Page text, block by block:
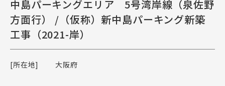
中島パーキングエリア 5号湾岸線（泉佐野
方面行） /（仮称）新中島パーキング新築
工事（2021-岸）
[所在地] 大阪府